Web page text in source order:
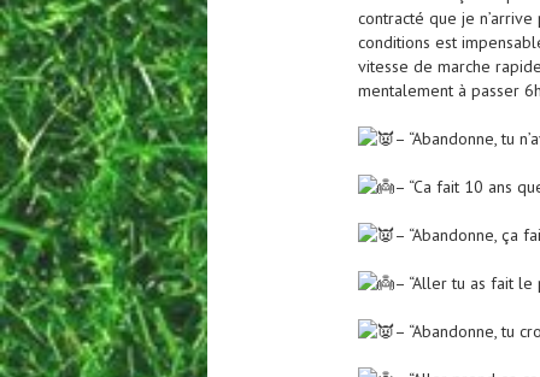
contracté que je
conditions est
vitesse de marche
mentalement à passer
– “Abandonne, tu
– “Ca fait 10 ans
– “Abandonne, ça
– “Aller tu as fait le
– “Abandonne, tu